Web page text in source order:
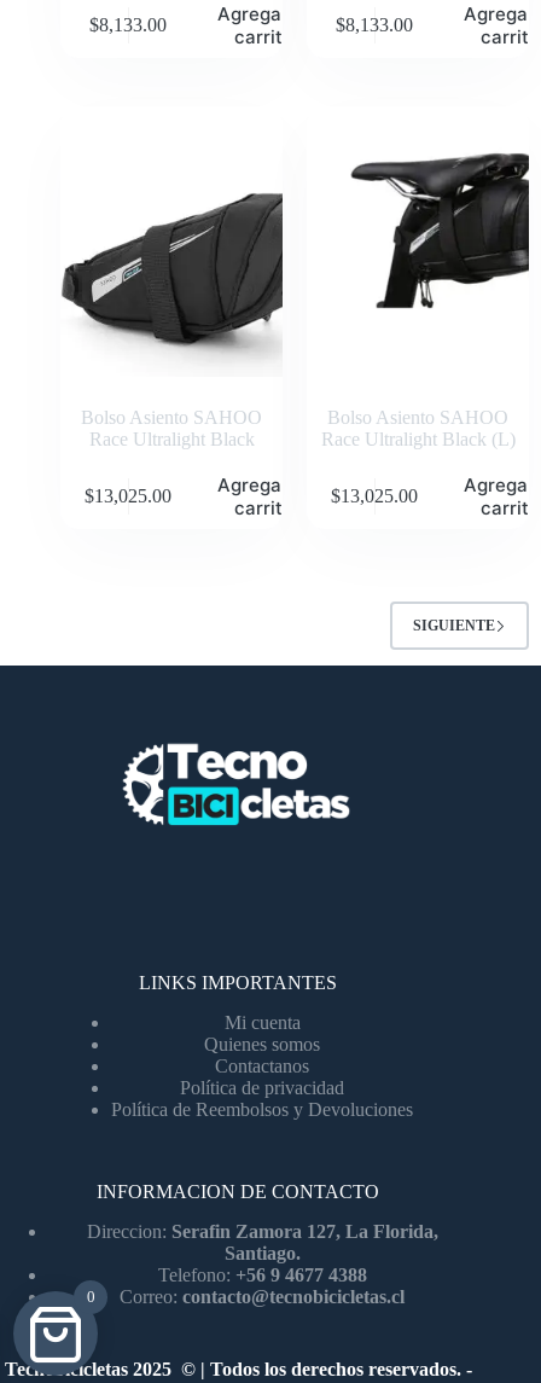
$8,133.00
Agregar al
carrito
$8,133.00
Agregar
carrito
Bolso Asiento SAHOO
Race Ultralight Black
$13,025.00
Agregar al
carrito
Bolso Asiento SAHOO
Race Ultralight Black (L)
$13,025.00
Agregar
carrito
SIGUIENTE
LINKS IMPORTANTES
Mi cuenta
Quienes somos
Contactanos
Política de privacidad
Política de Reembolsos y Devoluciones
INFORMACION DE CONTACTO
Direccion: Serafin Zamora 127, La Florida,
Santiago.
Telefono: +56 9 4677 4388
Correo:contacto@tecnobicicletas.cl
Tecnobicicletas 2025 © | Todos los derechos reservados. -
0